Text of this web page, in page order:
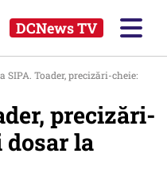
DCNews TV
SIPA. Toader, precizări-cheie:
precizări-
dosar la